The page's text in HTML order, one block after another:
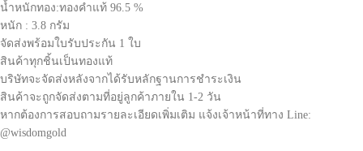
น้ำหนักทอง:ทองคำแท้ 96.5 %
หนัก : 3.8 กรัม
จัดส่งพร้อมใบรับประกัน 1 ใบ
สินค้าทุกชิ้นเป็นทองแท้
บริษัทจะจัดส่งหลังจากได้รับหลักฐานการชำระเงิน
สินค้าจะถูกจัดส่งตามที่อยู่ลูกค้าภายใน 1-2 วัน
หากต้องการสอบถามรายละเอียดเพิ่มเติม แจ้งเจ้าหน้าที่ทาง Line:
@wisdomgold